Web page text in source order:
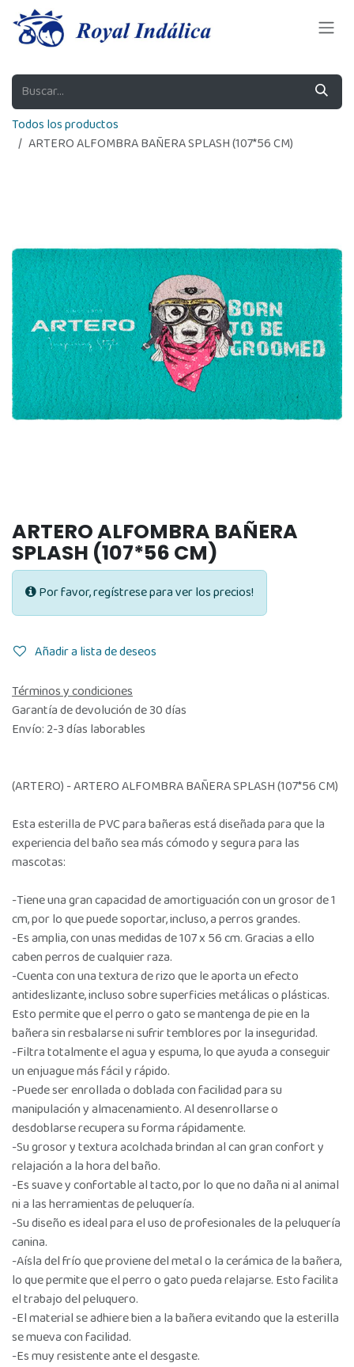
Ir al contenido
Todos los productos
ARTERO ALFOMBRA BAÑERA SPLASH (107*56 CM)
ARTERO ALFOMBRA BAÑERA
SPLASH (107*56 CM)
Por favor, regístrese para ver los precios!
Añadir a lista de deseos
Términos y condiciones
Garantía de devolución de 30 días
Envío: 2-3 días laborables
(ARTERO) - ARTERO ALFOMBRA BAÑERA SPLASH (107*56 CM)
Esta esterilla de PVC para bañeras está diseñada para que la
experiencia del baño sea más cómodo y segura para las
mascotas:
-Tiene una gran capacidad de amortiguación con un grosor de 1
cm, por lo que puede soportar, incluso, a perros grandes.
-Es amplia, con unas medidas de 107 x 56 cm. Gracias a ello
caben perros de cualquier raza.
-Cuenta con una textura de rizo que le aporta un efecto
antideslizante, incluso sobre superficies metálicas o plásticas.
Esto permite que el perro o gato se mantenga de pie en la
bañera sin resbalarse ni sufrir temblores por la inseguridad.
-Filtra totalmente el agua y espuma, lo que ayuda a conseguir
un enjuague más fácil y rápido.
-Puede ser enrollada o doblada con facilidad para su
manipulación y almacenamiento. Al desenrollarse o
desdoblarse recupera su forma rápidamente.
-Su grosor y textura acolchada brindan al can gran confort y
relajación a la hora del baño.
-Es suave y confortable al tacto, por lo que no daña ni al animal
ni a las herramientas de peluquería.
-Su diseño es ideal para el uso de profesionales de la peluquería
canina.
-Aísla del frío que proviene del metal o la cerámica de la bañera,
lo que permite que el perro o gato pueda relajarse. Esto facilita
el trabajo del peluquero.
-El material se adhiere bien a la bañera evitando que la esterilla
se mueva con facilidad.
-Es muy resistente ante el desgaste.